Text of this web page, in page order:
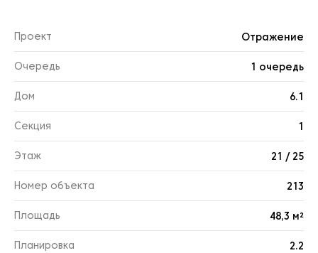
Проект Отражение
Очередь 1 очередь
Дом 6.1
Секция 1
Этаж 21 / 25
Номер объекта 213
Площадь 48,3 м²
Планировка 2.2